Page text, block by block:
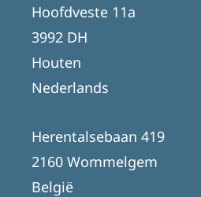
Hoofdveste 11a
3992 DH
Houten
Nederlands
Herentalsebaan 419
2160 Wommelgem
België